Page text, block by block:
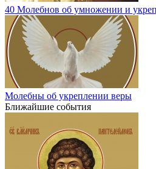
40 Молебнов об умножении и
Молебны об укреплении веры
Ближайшие события